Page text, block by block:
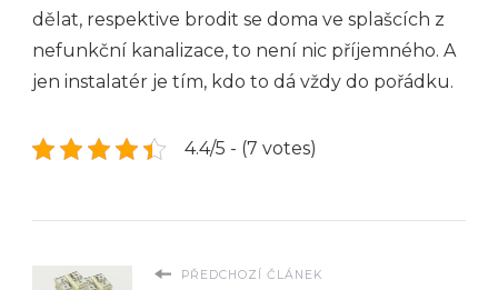
dělat, respektive brodit se doma ve splašcích z
nefunkční kanalizace, to není nic příjemného. A
jen instalatér je tím, kdo to dá vždy do pořádku.
4.4/5 - (7 votes)
PŘEDCHOZÍ ČLÁNEK